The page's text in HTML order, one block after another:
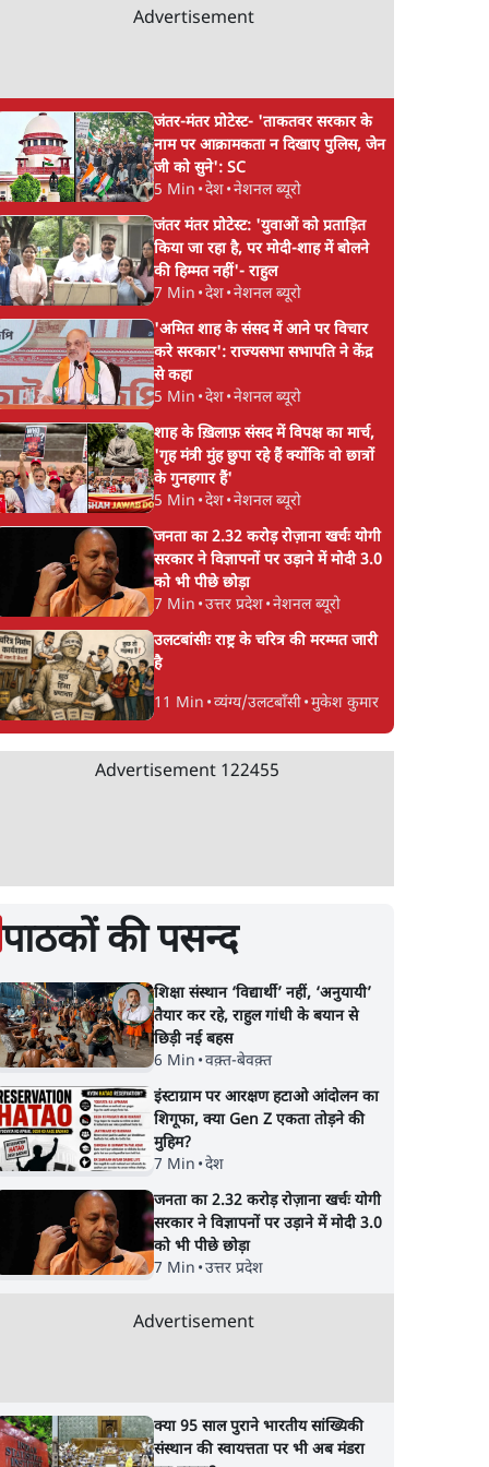
Advertisement
जंतर-मंतर प्रोटेस्ट- 'ताकतवर सरकार के
नाम पर आक्रामकता न दिखाए पुलिस, जेन
जी को सुने': SC
5 Min •देश•नेशनल ब्यूरो
जंतर मंतर प्रोटेस्ट: 'युवाओं को प्रताड़ित
किया जा रहा है, पर मोदी-शाह में बोलने
की हिम्मत नहीं'- राहुल
7 Min •देश•नेशनल ब्यूरो
'अमित शाह के संसद में आने पर विचार
करे सरकार': राज्यसभा सभापति ने केंद्र
से कहा
5 Min •देश•नेशनल ब्यूरो
शाह के ख़िलाफ़ संसद में विपक्ष का मार्च,
'गृह मंत्री मुंह छुपा रहे हैं क्योंकि वो छात्रों
के गुनहगार हैं'
5 Min •देश•नेशनल ब्यूरो
जनता का 2.32 करोड़ रोज़ाना खर्चः योगी
सरकार ने विज्ञापनों पर उड़ाने में मोदी 3.0
को भी पीछे छोड़ा
7 Min •उत्तर प्रदेश•नेशनल ब्यूरो
उलटबांसीः राष्ट्र के चरित्र की मरम्मत जारी
है
11 Min •व्यंग्य/उलटबाँसी•मुकेश कुमार
Advertisement 122455
पाठकों की पसन्द
शिक्षा संस्थान ‘विद्यार्थी’ नहीं, ‘अनुयायी’
तैयार कर रहे, राहुल गांधी के बयान से
छिड़ी नई बहस
6 Min •वक़्त-बेवक़्त
इंस्टाग्राम पर आरक्षण हटाओ आंदोलन का
शिगूफा, क्या Gen Z एकता तोड़ने की
मुहिम?
7 Min •देश
जनता का 2.32 करोड़ रोज़ाना खर्चः योगी
सरकार ने विज्ञापनों पर उड़ाने में मोदी 3.0
को भी पीछे छोड़ा
7 Min •उत्तर प्रदेश
Advertisement
क्या 95 साल पुराने भारतीय सांख्यिकी
संस्थान की स्वायत्तता पर भी अब मंडरा